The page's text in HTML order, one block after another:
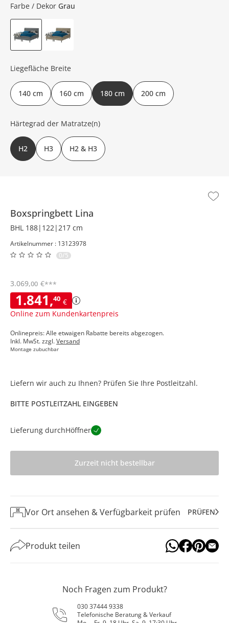
Boxspringbett Lina
BHL 188|122|217 cm
Artikelnummer : 13123978
0/5
1.841,40 €
Online zum Kundenkartenpreis
3.069,00 €***
Onlinepreis: Alle etwaigen Rabatte bereits abgezogen.
Inkl. MwSt. zzgl.Versand
Montage zubuchbar
Farbe / Dekor Grau
Liegefläche Breite
140 cm 160 cm 180 cm 200 cm
Härtegrad der Matratze(n)
H2 H3 H2 & H3
Liefern wir auch zu Ihnen? Prüfen Sie Ihre Postleitzahl.
BITTE POSTLEITZAHL EINGEBEN
Lieferung durchHöffner
Zurzeit nicht bestellbar
Vor Ort ansehen & Verfügbarkeit prüfen PRÜFEN
Produkt teilen
Noch Fragen zum Produkt?
030 37444 9338
Telefonische Beratung & Verkauf